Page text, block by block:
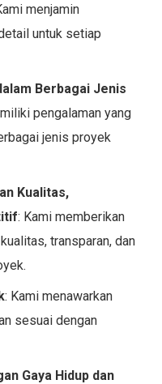
menjamin
untuk setiap
Berbagai Jenis
pengalaman yang
jenis proyek
Kualitas,
: Kami memberikan
transparan, dan
: Kami menawarkan
sesuai dengan
Gaya Hidup dan